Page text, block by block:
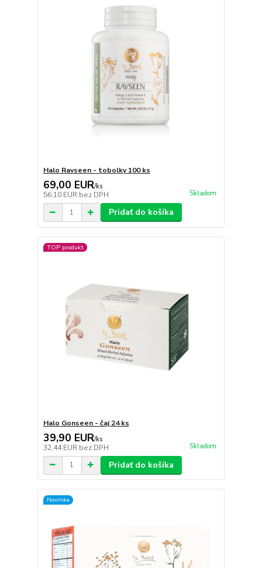
Halo Ravseen - tobolky 100 ks
69,00 EUR/ks
56,10 EUR bez DPH Skladom
Pridať do košíka
TOP produkt
Halo Gonseen - čaj 24 ks
39,90 EUR/ks
32,44 EUR bez DPH Skladom
Pridať do košíka
Novinka